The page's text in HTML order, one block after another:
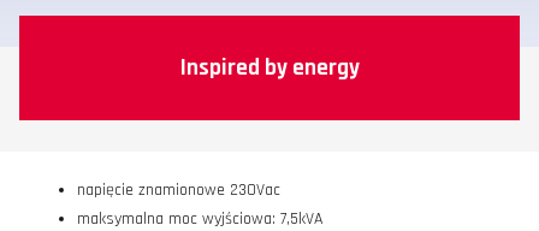
Inspired by energy
napięcie znamionowe 230Vac
maksymalna moc wyjściowa: 7,5kVA